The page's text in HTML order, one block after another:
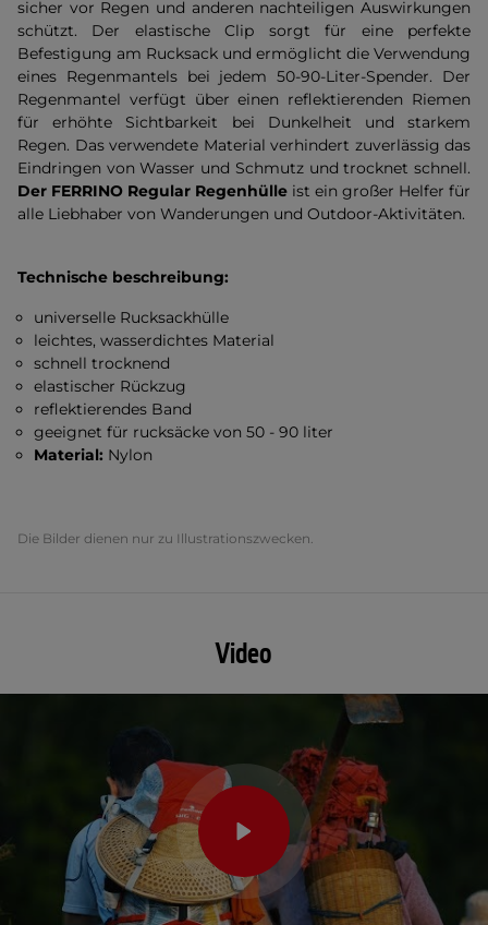
sicher vor Regen und anderen nachteiligen Auswirkungen
schützt. Der elastische Clip sorgt für eine perfekte
Befestigung am Rucksack und ermöglicht die Verwendung
eines Regenmantels bei jedem 50-90-Liter-Spender. Der
Regenmantel verfügt über einen reflektierenden Riemen
für erhöhte Sichtbarkeit bei Dunkelheit und starkem
Regen. Das verwendete Material verhindert zuverlässig das
Eindringen von Wasser und Schmutz und trocknet schnell.
Der FERRINO Regular Regenhülle ist ein großer Helfer für
alle Liebhaber von Wanderungen und Outdoor-Aktivitäten.
Technische beschreibung:
universelle Rucksackhülle
leichtes, wasserdichtes Material
schnell trocknend
elastischer Rückzug
reflektierendes Band
geeignet für rucksäcke von 50 - 90 liter
Material: Nylon
Die Bilder dienen nur zu Illustrationszwecken.
Video